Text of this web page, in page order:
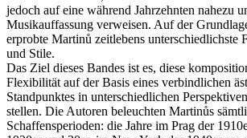
jedoch auf eine während Jahrzehnten nahezu
Musikauffassung verweisen. Auf der
erprobte Martinů zeitlebens unterschiedlichste
und Stile.
Das Ziel dieses Bandes ist es, diese
Flexibilität auf der Basis eines verbindlichen
Standpunktes in unterschiedlichen
stellen. Die Autoren beleuchten Martinůs
Schaffensperioden: die Jahre im Prag der